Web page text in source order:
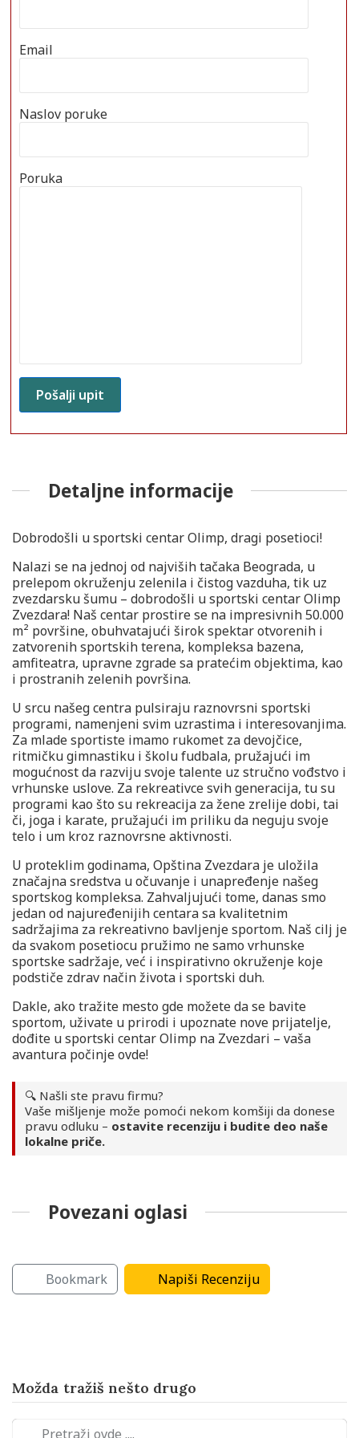
Email
Naslov poruke
Poruka
Detaljne informacije
Dobrodošli u sportski centar Olimp, dragi posetioci!
Nalazi se na jednoj od najviših tačaka Beograda, u
prelepom okruženju zelenila i čistog vazduha, tik uz
zvezdarsku šumu – dobrodošli u sportski centar Olimp
Zvezdara! Naš centar prostire se na impresivnih 50.000
m² površine, obuhvatajući širok spektar otvorenih i
zatvorenih sportskih terena, kompleksa bazena,
amfiteatra, upravne zgrade sa pratećim objektima, kao
i prostranih zelenih površina.
U srcu našeg centra pulsiraju raznovrsni sportski
programi, namenjeni svim uzrastima i interesovanjima.
Za mlade sportiste imamo rukomet za devojčice,
ritmičku gimnastiku i školu fudbala, pružajući im
mogućnost da razviju svoje talente uz stručno vođstvo i
vrhunske uslove. Za rekreativce svih generacija, tu su
programi kao što su rekreacija za žene zrelije dobi, tai
či, joga i karate, pružajući im priliku da neguju svoje
telo i um kroz raznovrsne aktivnosti.
U proteklim godinama, Opština Zvezdara je uložila
značajna sredstva u očuvanje i unapređenje našeg
sportskog kompleksa. Zahvaljujući tome, danas smo
jedan od najuređenijih centara sa kvalitetnim
sadržajima za rekreativno bavljenje sportom. Naš cilj je
da svakom posetiocu pružimo ne samo vrhunske
sportske sadržaje, već i inspirativno okruženje koje
podstiče zdrav način života i sportski duh.
Dakle, ako tražite mesto gde možete da se bavite
sportom, uživate u prirodi i upoznate nove prijatelje,
dođite u sportski centar Olimp na Zvezdari – vaša
avantura počinje ovde!
🔍 Našli ste pravu firmu?
Vaše mišljenje može pomoći nekom komšiji da donese
pravu odluku – ostavite recenziju i budite deo naše
lokalne priče.
Povezani oglasi
Bookmark Napiši Recenziju
Možda tražiš nešto drugo